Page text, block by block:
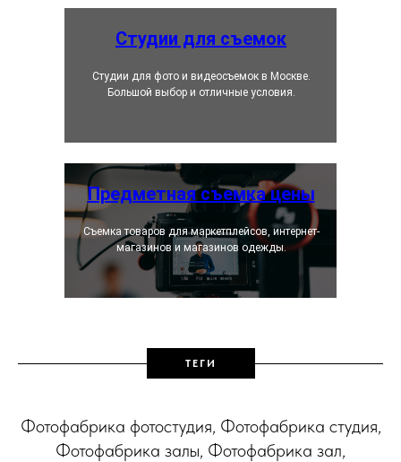
Студии для съемок
Студии для фото и видеосъемок в Москве.
Большой выбор и отличные условия.
Предметная съемка цены
Съемка товаров для маркетплейсов, интернет-
магазинов и магазинов одежды.
ТЕГИ
Фотофабрика фотостудия, Фотофабрика студия,
Фотофабрика залы, Фотофабрика зал,